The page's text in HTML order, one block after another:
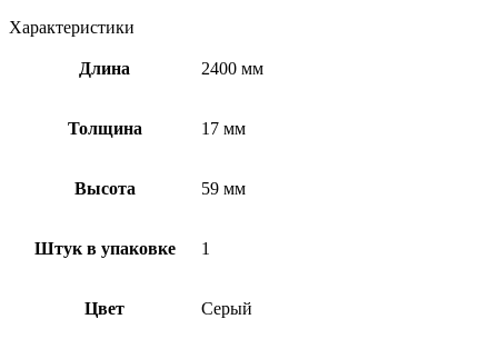
Характеристики
Длина 2400 мм
Толщина 17 мм
Высота 59 мм
Штук в упаковке 1
Цвет Серый